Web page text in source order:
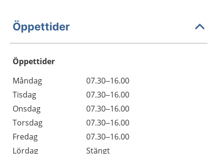
Öppettider
Öppettider
Dag
Öppettider
Kommentarer
Måndag
07.30–16.00
Tisdag
07.30–16.00
Onsdag
07.30–16.00
Torsdag
07.30–16.00
Fredag
07.30–16.00
Lördag
Stängt